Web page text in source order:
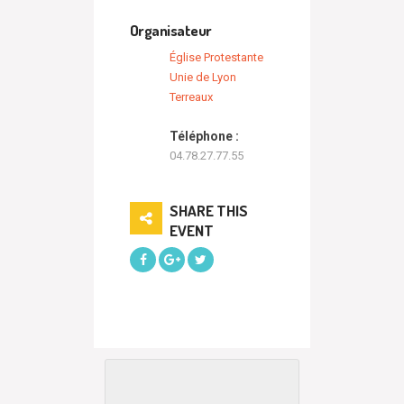
Organisateur
Église Protestante
Unie de Lyon
Terreaux
Téléphone :
04.78.27.77.55
SHARE THIS
EVENT